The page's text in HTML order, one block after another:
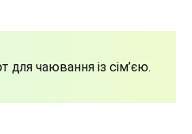
для чаювання із сім’єю.